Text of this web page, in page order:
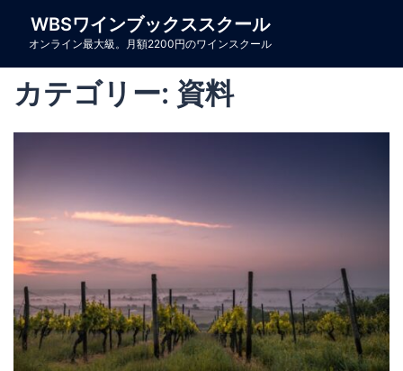
WBSワインブックススクール
オンライン最大級。月額2200円のワインスクール
カテゴリー: 資料